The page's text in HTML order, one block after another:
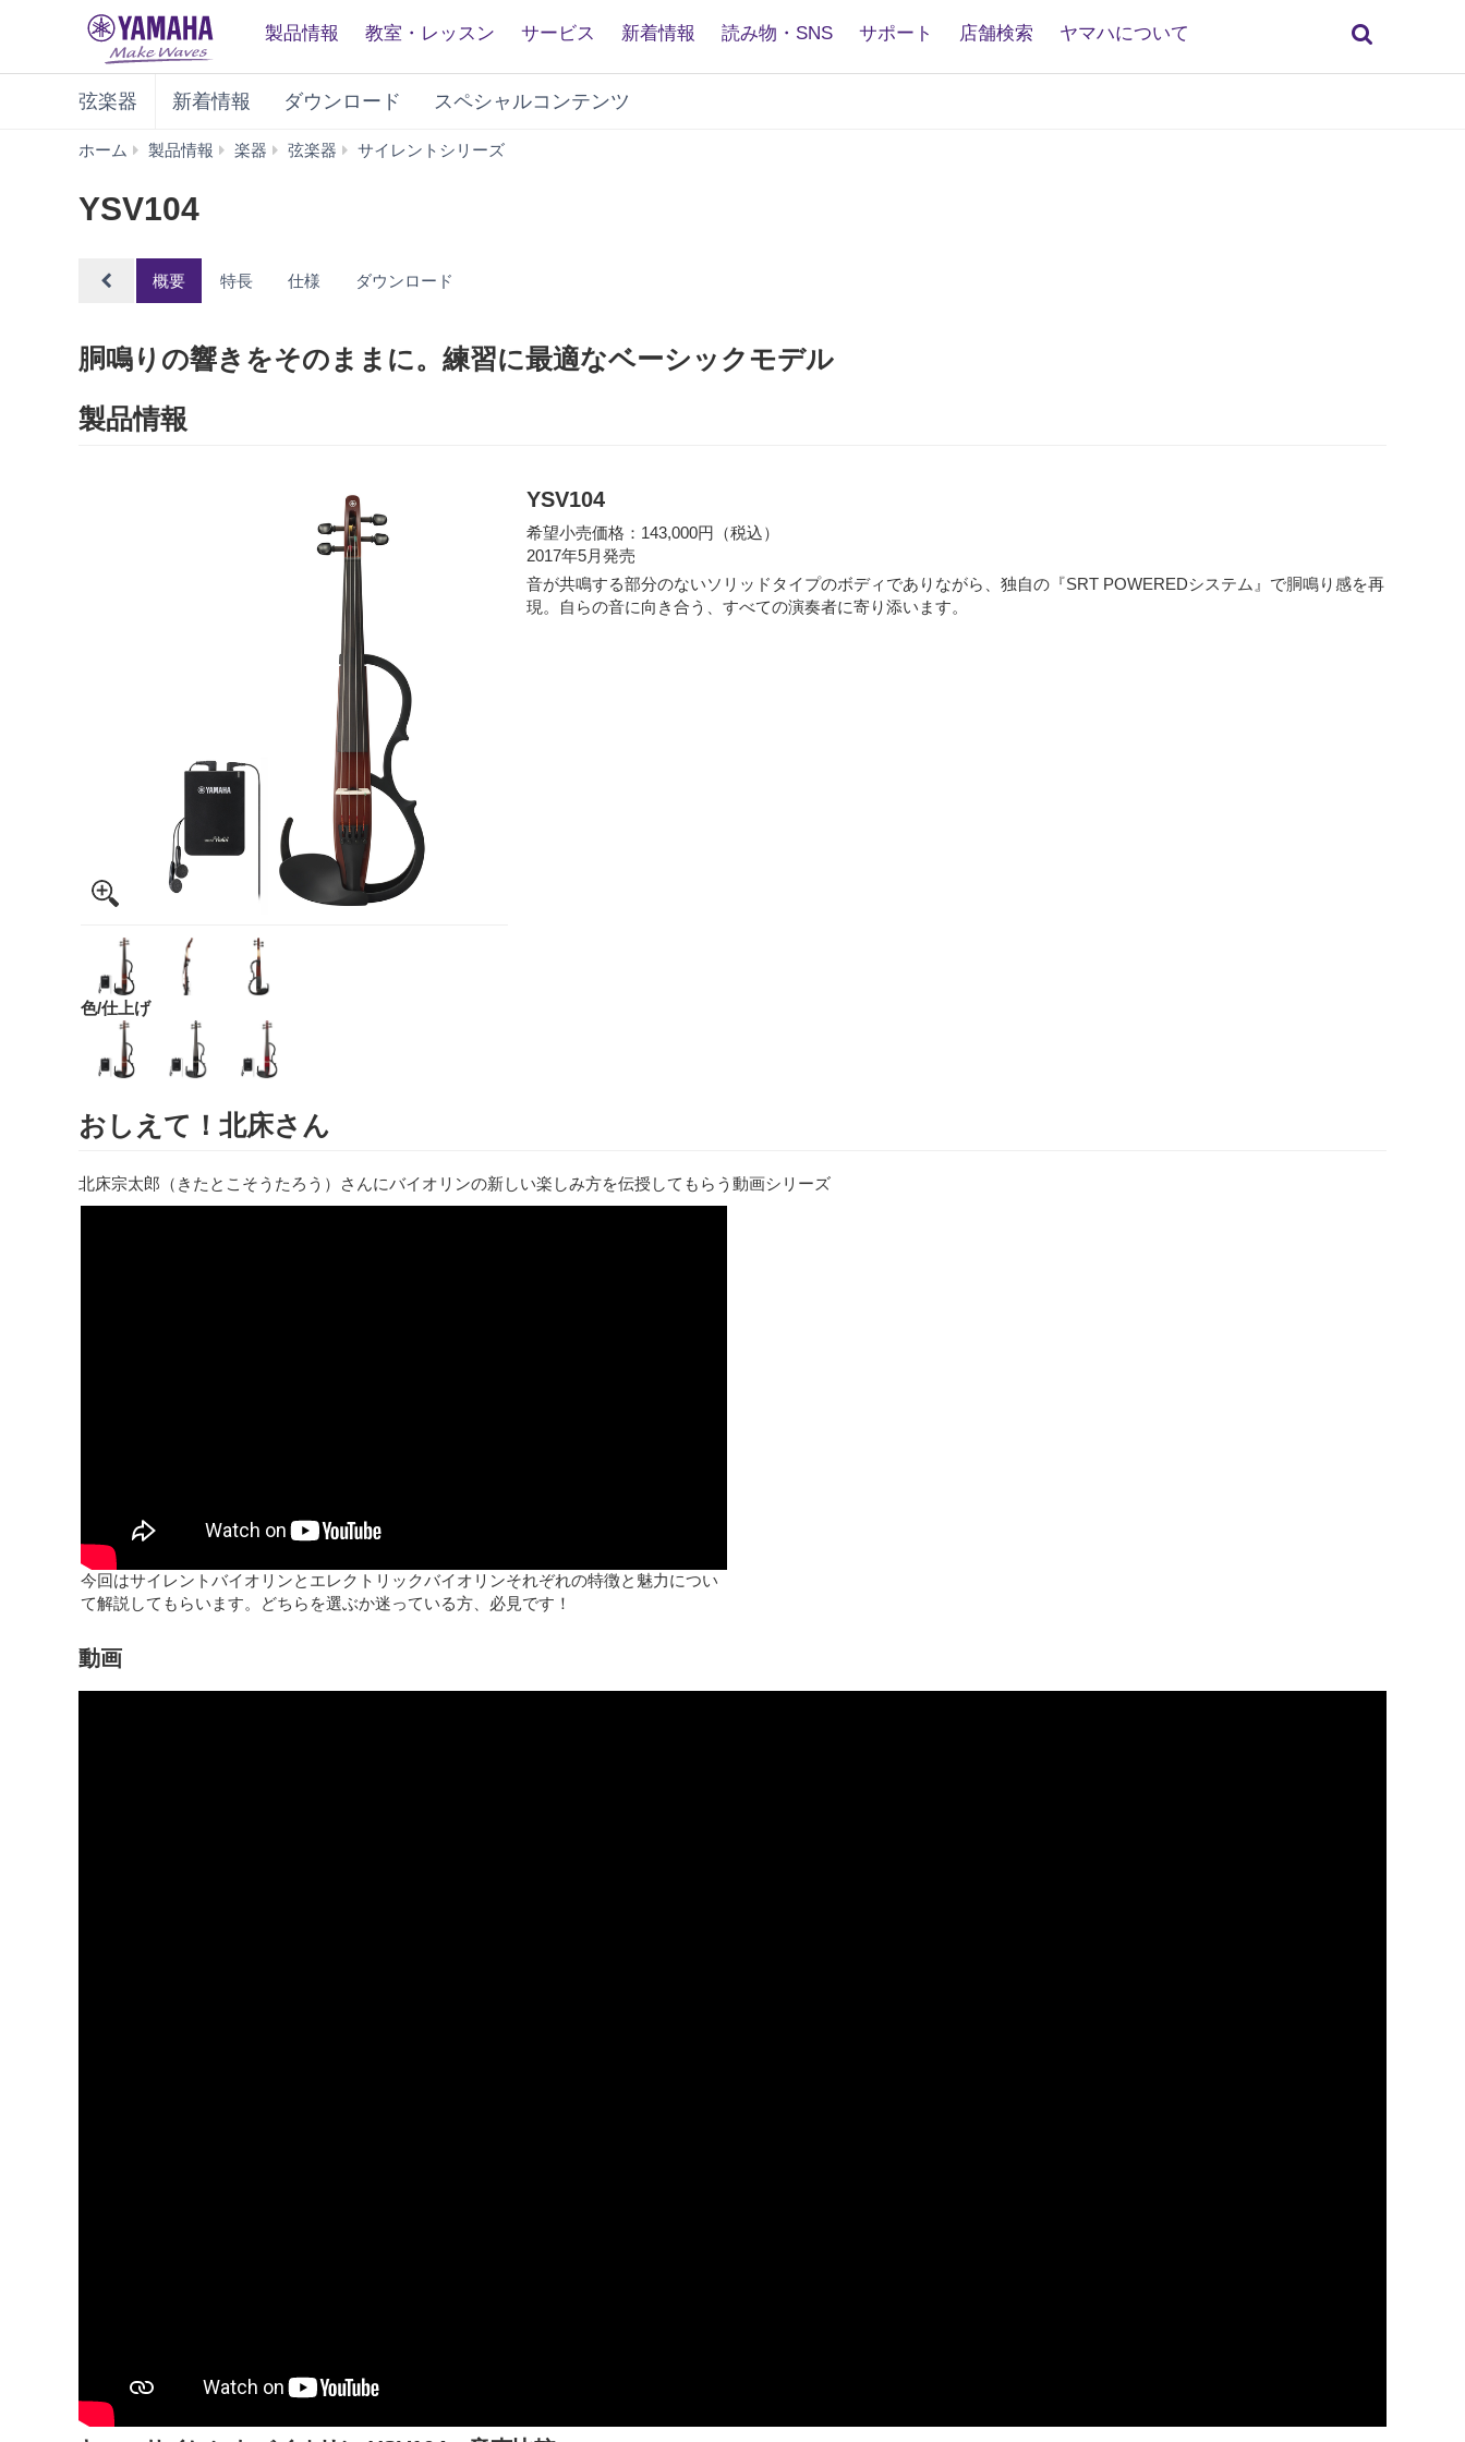
製品情報 教室・レッスン サービス 新着情報 読み物・SNS サポート 店舗検索 ヤマハについて
弦楽器 新着情報 ダウンロード スペシャルコンテンツ
ホーム 製品情報 楽器 弦楽器 サイレントシリーズ
YSV104
概要 特長 仕様 ダウンロード
胴鳴りの響きをそのままに。練習に最適なベーシックモデル
製品情報
色/仕上げ
YSV104
希望小売価格：143,000円（税込）
2017年5月発売
音が共鳴する部分のないソリッドタイプのボディでありながら、独自の『SRT POWEREDシステム』で胴鳴り感を再
現。自らの音に向き合う、すべての演奏者に寄り添います。
おしえて！北床さん
北床宗太郎（きたとこそうたろう）さんにバイオリンの新しい楽しみ方を伝授してもらう動画シリーズ
今回はサイレントバイオリンとエレクトリックバイオリンそれぞれの特徴と魅力につい
て解説してもらいます。どちらを選ぶか迷っている方、必見です！
動画